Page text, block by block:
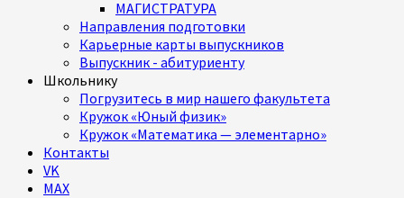
МАГИСТРАТУРА
Направления подготовки
Карьерные карты выпускников
Выпускник - абитуриенту
Школьнику
Погрузитесь в мир нашего факультета
Кружок «Юный физик»
Кружок «Математика — элементарно»
Контакты
VK
MAX